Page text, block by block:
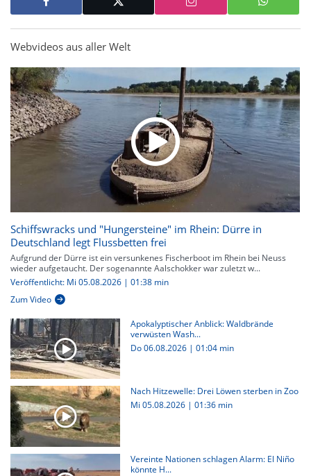
Webvideos aus aller Welt
Schiffswracks und "Hungersteine" im Rhein: Dürre in
Deutschland legt Flussbetten frei
Aufgrund der Dürre ist ein versunkenes Fischerboot im Rhein bei Neuss
wieder aufgetaucht. Der sogenannte Aalschokker war zuletzt w...
Veröffentlicht: Mi 05.08.2026 | 01:38 min
Zum Video
Apokalyptischer Anblick: Waldbrände
verwüsten Wash...
Do 06.08.2026 | 01:04 min
Nach Hitzewelle: Drei Löwen sterben in Zoo
Mi 05.08.2026 | 01:36 min
Vereinte Nationen schlagen Alarm: El Niño
könnte H...